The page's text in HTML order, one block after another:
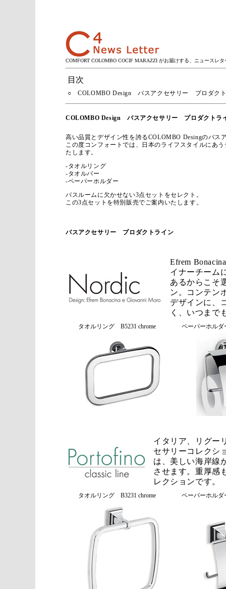
COMFORT COLOMBO COCIF MARAZZI がお届けする、ニュースレタ
目次
○ COLOMBO Design バスアクセサリー プロダク
COLOMBO Design バスアクセサリー プロダクトラ
高い品質とデザイン性を誇るCOLOMBO Desingのバス
この度コンフォートでは、日本のライフスタイルにあ
たします。
-タオルリング
-タオルバー
-ペーパーホルダー
バスルームに欠かせない3点セットをセレクト。
この3点セットを特別販売でご案内いたします。
バスアクセサリー プロダクトライン
Efrem
イナーチーム
あるからこそ
ン。コンテン
デザインに、
く、いつまで
タオルリング B5231 chrome ペーパーホル
イタリア、リグー
セサリーコレクシ
は、美しい海岸線
させます。重厚感
レクションです。
タオルリング B3231 chrome ペーパーホル